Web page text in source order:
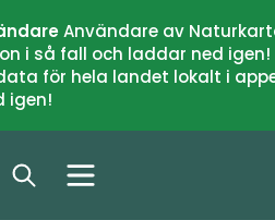
Användare av
i så fall och laddar ned
för hela landet lokalt i
igen!